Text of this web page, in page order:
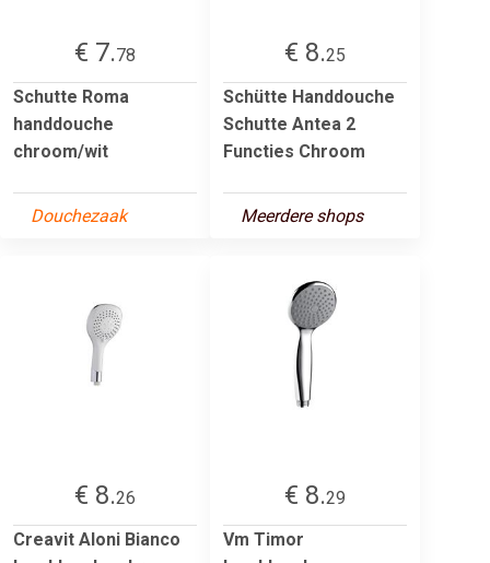
€ 7.78
Schutte Roma
handdouche
chroom/wit
Douchezaak
€ 8.25
Schütte Handdouche
Schutte Antea 2
Functies Chroom
Meerdere shops
€ 8.26
Creavit Aloni Bianco
€ 8.29
Vm Timor